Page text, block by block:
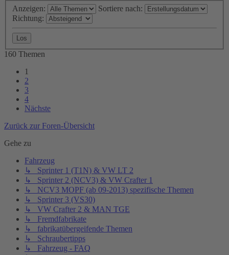
Anzeigen:
Sortiere nach:
Richtung:
160 Themen
1
2
3
4
Nächste
Zurück zur Foren-Übersicht
Gehe zu
Fahrzeug
↳ Sprinter 1 (T1N) & VW LT 2
↳ Sprinter 2 (NCV3) & VW Crafter 1
↳ NCV3 MOPF (ab 09-2013) spezifische Themen
↳ Sprinter 3 (VS30)
↳ VW Crafter 2 & MAN TGE
↳ Fremdfabrikate
↳ fabrikatübergeifende Themen
↳ Schraubertipps
↳ Fahrzeug - FAQ